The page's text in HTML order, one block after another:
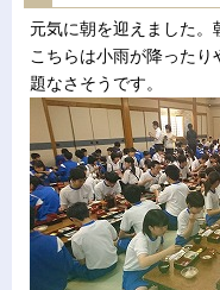
元気に朝を迎えました。
こちらは小雨が降った
題なさそうです。